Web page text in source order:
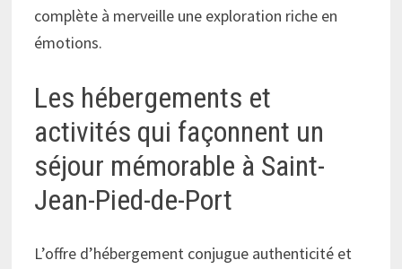
complète à merveille une exploration riche en
émotions.
Les hébergements et
activités qui façonnent un
séjour mémorable à Saint-
Jean-Pied-de-Port
L’offre d’hébergement conjugue authenticité et